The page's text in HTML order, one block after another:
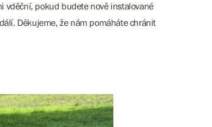
vděční, pokud budete nově instalované
Děkujeme, že nám pomáháte chránit